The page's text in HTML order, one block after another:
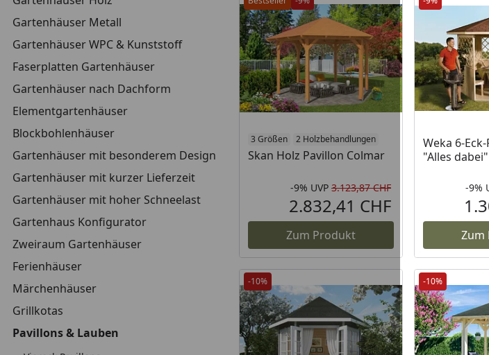
Gartenhäuser Metall
Gartenhäuser WPC & Kunststoff
Faserplatten Gartenhäuser
Gartenhäuser nach Dachform
Elementgartenhäuser
Blockbohlenhäuser
Gartenhäuser mit besonderem Design
Gartenhäuser mit kurzer Lieferzeit
Gartenhäuser mit hoher Schneelast
Gartenhaus Konfigurator
Zweiraum Gartenhäuser
Ferienhäuser
Märchenhäuser
Grillkotas
Pavillons & Lauben
3 Größen 2 Holzbehandlungen
Skan Holz Pavillon Colmar
Rabatt in Prozent
-9%
Ursprünglicher
UVP 3.123,87 CHF
2.832,41 CHF
Zum Produkt
Weka 6-
"Alles dabei"
-9%
Zum
-10% -10%